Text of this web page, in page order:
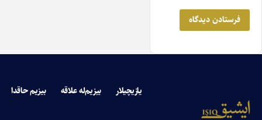
یازیچیلار بیزیم‌له علاقه بیزیم حاقدا